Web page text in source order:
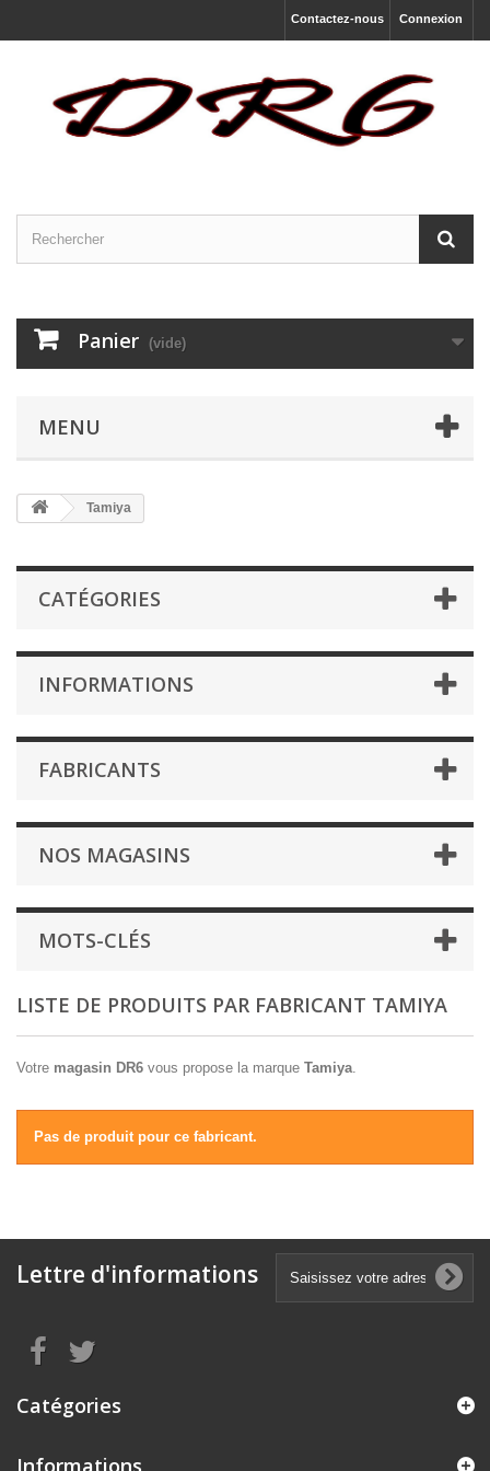
Connexion
Contactez-nous
Panier (vide)
MENU
Tamiya
CATÉGORIES
INFORMATIONS
FABRICANTS
NOS MAGASINS
MOTS-CLÉS
LISTE DE PRODUITS PAR FABRICANT TAMIYA
Votre magasin DR6 vous propose la marque Tamiya
Pas de produit pour ce fabricant.
Lettre d'informations
Catégories
Informations